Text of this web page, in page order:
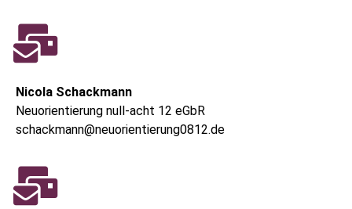
Nicola Schackmann
Neuorientierung null-acht 12 eGbR
schackmann@neuorientierung0812.de